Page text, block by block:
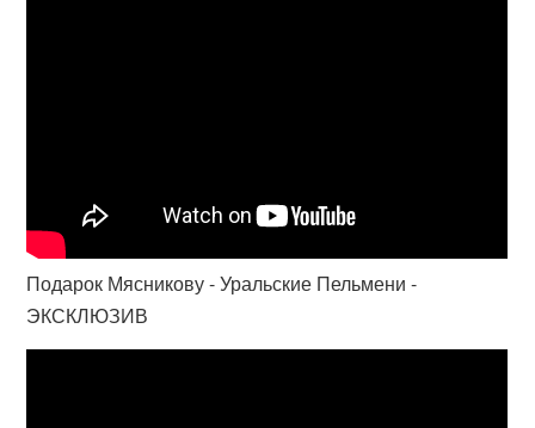
Подарок Мясникову - Уральские Пельмени -
ЭКСКЛЮЗИВ